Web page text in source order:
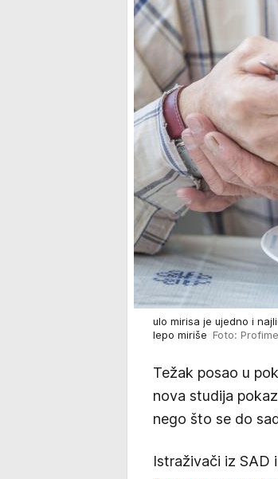
ulo mirisa je ujedno i
lepo miriše Foto:
Težak posao u
nova studija
nego što se do
Istraživači iz SAD